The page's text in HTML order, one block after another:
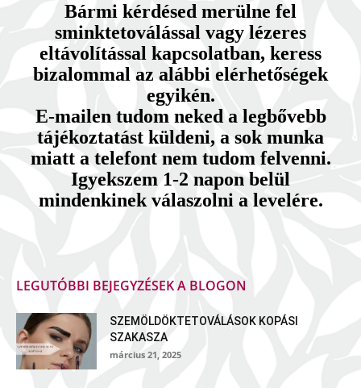
Bármi kérdésed merülne fel
sminktetoválással vagy lézeres
eltávolítással kapcsolatban, keress
bizalommal az alábbi elérhetőségek
egyikén.
E-mailen tudom neked a legbővebb
tájékoztatást küldeni, a sok munka
miatt a telefont nem tudom felvenni.
Igyekszem 1-2 napon belül
mindenkinek válaszolni a levelére.
LEGUTÓBBI BEJEGYZÉSEK A BLOGON
SZEMÖLDÖKTETOVÁLÁSOK KOPÁSI
SZAKASZA
március 21, 2025